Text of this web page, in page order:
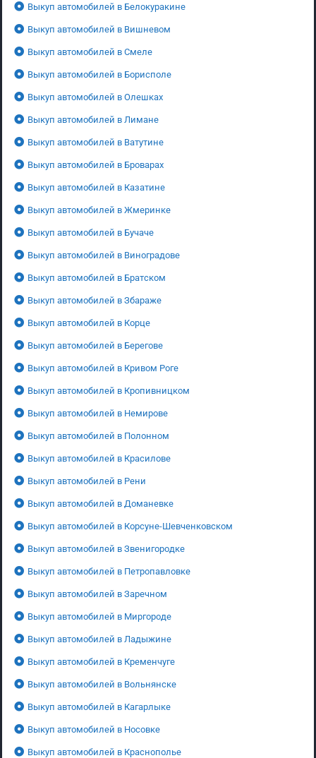
Выкуп автомобилей в Белокуракине
Выкуп автомобилей в Вишневом
Выкуп автомобилей в Смеле
Выкуп автомобилей в Борисполе
Выкуп автомобилей в Олешках
Выкуп автомобилей в Лимане
Выкуп автомобилей в Ватутине
Выкуп автомобилей в Броварах
Выкуп автомобилей в Казатине
Выкуп автомобилей в Жмеринке
Выкуп автомобилей в Бучаче
Выкуп автомобилей в Виноградове
Выкуп автомобилей в Братском
Выкуп автомобилей в Збараже
Выкуп автомобилей в Корце
Выкуп автомобилей в Берегове
Выкуп автомобилей в Кривом Роге
Выкуп автомобилей в Кропивницком
Выкуп автомобилей в Немирове
Выкуп автомобилей в Полонном
Выкуп автомобилей в Красилове
Выкуп автомобилей в Рени
Выкуп автомобилей в Доманевке
Выкуп автомобилей в Корсуне-Шевченковском
Выкуп автомобилей в Звенигородке
Выкуп автомобилей в Петропавловке
Выкуп автомобилей в Заречном
Выкуп автомобилей в Миргороде
Выкуп автомобилей в Ладыжине
Выкуп автомобилей в Кременчуге
Выкуп автомобилей в Вольнянске
Выкуп автомобилей в Кагарлыке
Выкуп автомобилей в Носовке
Выкуп автомобилей в Краснополье